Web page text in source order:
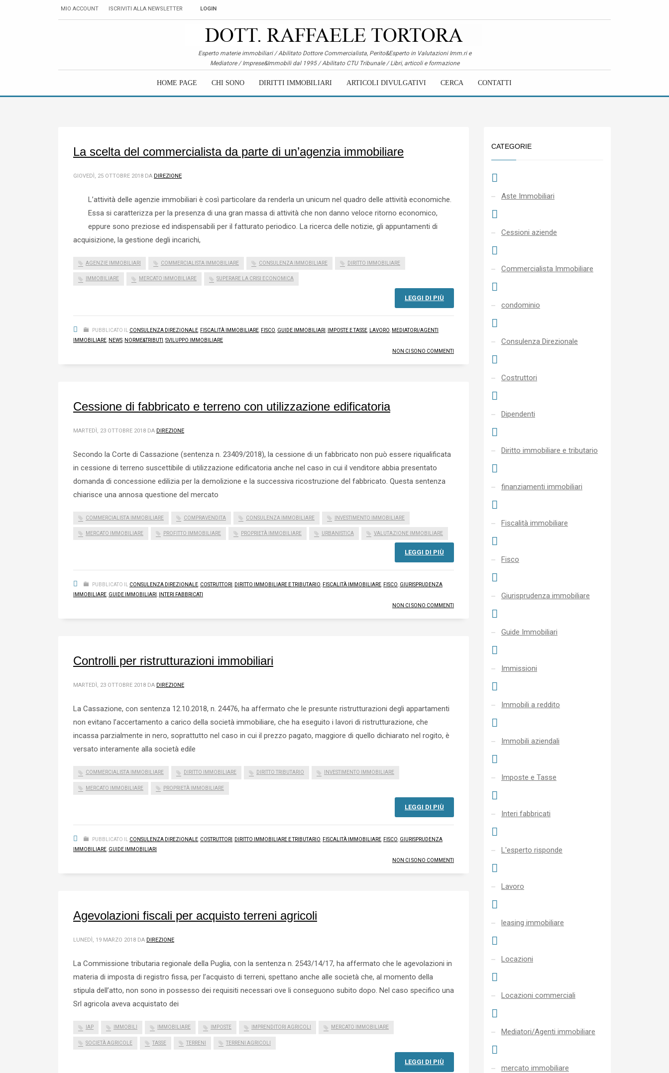
MIO ACCOUNT ISCRIVITI ALLA NEWSLETTER LOGIN
Esperto materie immobiliari / Abilitato Dottore Commercialista, Perito&Esperto in Valutazioni Imm.ri e
Mediatore / Imprese&Immobili dal 1995 / Abilitato CTU Tribunale / Libri, articoli e formazione
HOME PAGE CHI SONO DIRITTI IMMOBILIARI ARTICOLI DIVULGATIVI CERCA CONTATTI
La scelta del commercialista da parte di un’agenzia immobiliare
GIOVEDÌ, 25 OTTOBRE 2018 DA DIREZIONE
L’attività delle agenzie immobiliari è così particolare da renderla un unicum nel quadro delle attività economiche.
Essa si caratterizza per la presenza di una gran massa di attività che non danno veloce ritorno economico,
eppure sono preziose ed indispensabili per il fatturato periodico. La ricerca delle notizie, gli appuntamenti di
acquisizione, la gestione degli incarichi,
AGENZIE IMMOBILIARI COMMERCIALISTA IMMOBILIARE CONSULENZA IMMOBILIARE DIRITTO IMMOBILIARE
IMMOBILIARE MERCATO IMMOBILIARE SUPERARE LA CRISI ECONOMICA
LEGGI DI PIÙ
PUBBLICATO IL CONSULENZA DIREZIONALE FISCALITÀ IMMOBILIARE FISCO GUIDE IMMOBILIARI IMPOSTE E TASSE LAVORO
MEDIATORI/AGENTI
IMMOBILIARE NEWS NORME&TRIBUTI SVILUPPO IMMOBILIARE
NON CI SONO COMMENTI
Cessione di fabbricato e terreno con utilizzazione edificatoria
MARTEDÌ, 23 OTTOBRE 2018 DA DIREZIONE
Secondo la Corte di Cassazione (sentenza n. 23409/2018), la cessione di un fabbricato non può essere riqualificata
in cessione di terreno suscettibile di utilizzazione edificatoria anche nel caso in cui il venditore abbia presentato
domanda di concessione edilizia per la demolizione e la successiva ricostruzione del fabbricato. Questa sentenza
chiarisce una annosa questione del mercato
COMMERCIALISTA IMMOBILIARE COMPRAVENDITA CONSULENZA IMMOBILIARE INVESTIMENTO IMMOBILIARE
MERCATO IMMOBILIARE PROFITTO IMMOBILIARE PROPRIETÀ IMMOBILIARE URBANISTICA VALUTAZIONE IMMOBILIARE
LEGGI DI PIÙ
PUBBLICATO IL CONSULENZA DIREZIONALE, COSTRUTTORI , DIRITTO IMMOBILIARE E TRIBUTARIO, FISCALITÀ IMMOBILIARE, FISCO, GIURISPRUDENZA
IMMOBILIARE, GUIDE IMMOBILIARI ,
INTERI FABBRICATI
NON CI SONO COMMENTI
Controlli per ristrutturazioni immobiliari
MARTEDÌ, 23 OTTOBRE 2018 DA DIREZIONE
La Cassazione, con sentenza 12.10.2018, n. 24476, ha affermato che le presunte ristrutturazioni degli appartamenti
non evitano l’accertamento a carico della società immobiliare, che ha eseguito i lavori di ristrutturazione, che
incassa parzialmente in nero, soprattutto nel caso in cui il prezzo pagato, maggiore di quello dichiarato nel rogito, è
versato interamente alla società edile
COMMERCIALISTA IMMOBILIARE DIRITTO IMMOBILIARE DIRITTO TRIBUTARIO INVESTIMENTO IMMOBILIARE
MERCATO IMMOBILIARE PROPRIETÀ IMMOBILIARE
LEGGI DI PIÙ
PUBBLICATO IL CONSULENZA DIREZIONALE COSTRUTTORI DIRITTO IMMOBILIARE E TRIBUTARIO FISCALITÀ IMMOBILIARE FISCO GIURISPRUDENZA
IMMOBILIARE GUIDE IMMOBILIARI
NON CI SONO COMMENTI
Agevolazioni fiscali per acquisto terreni agricoli
LUNEDÌ, 19 MARZO 2018 DA DIREZIONE
La Commissione tributaria regionale della Puglia, con la sentenza n. 2543/14/17, ha affermato che le agevolazioni in
materia di imposta di registro fissa, per l’acquisto di terreni, spettano anche alle società che, al momento della
stipula dell’atto, non sono in possesso dei requisiti necessari ove li conseguono subito dopo. Nel caso specifico una
Srl agricola aveva acquistato dei
IAP IMMOBILI IMMOBILIARE IMPOSTE IMPRENDITORI AGRICOLI MERCATO IMMOBILIARE
SOCIETÀ AGRICOLE TASSE TERRENI TERRENI AGRICOLI
LEGGI DI PIÙ
CATEGORIE
Aste Immobiliari
Cessioni aziende
Commercialista Immobiliare
condominio
Consulenza Direzionale
Costruttori
Dipendenti
Diritto immobiliare e tributario
finanziamenti immobiliari
Fiscalità immobiliare
Fisco
Giurisprudenza immobiliare
Guide Immobiliari
Immissioni
Immobili a reddito
Immobili aziendali
Imposte e Tasse
Interi fabbricati
L'esperto risponde
Lavoro
leasing immobiliare
Locazioni
Locazioni commerciali
Mediatori/Agenti immobiliare
mercato immobiliare